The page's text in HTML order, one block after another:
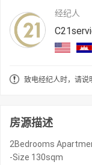
经纪人
致电经纪人时，请说
房源描述
2Bedrooms
-Size 130sqm